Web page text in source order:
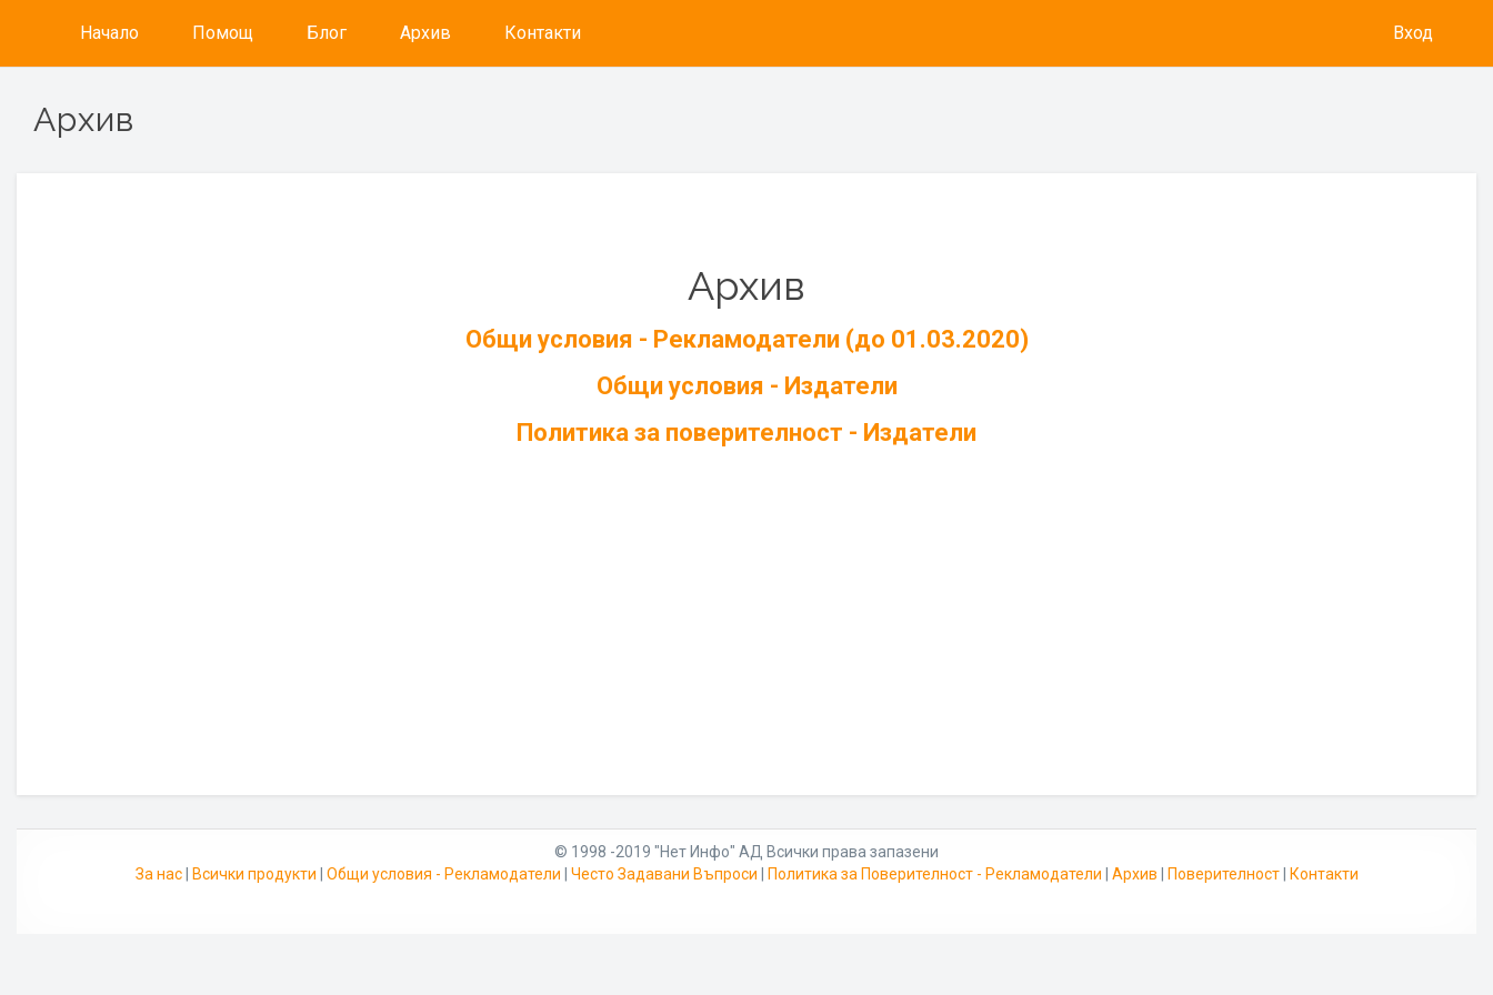
Начало Помощ Блог Архив Контакти Вход
Архив
Архив
Общи условия - Рекламодатели (до 01.03.2020)
Общи условия - Издатели
Политика за поверителност - Издатели
© 1998 -2019 "Нет Инфо" АД Всички права запазени
За нас| Всички продукти Общи условия - Рекламодатели Често Задавани Въпроси Политика за Поверителност - Рекламодатели Архив Поверителност| Контакти